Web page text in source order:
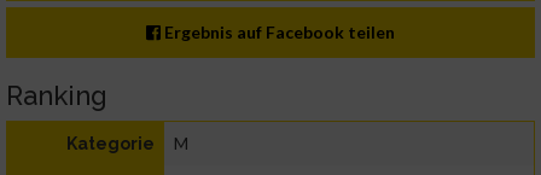
Ergebnis auf Facebook teilen
Ranking
Kategorie M